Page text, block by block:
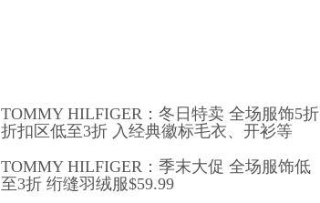
TOMMY HILFIGER：冬日特卖 全场服饰5折
折扣区低至3折 入经典徽标毛衣、开衫等
TOMMY HILFIGER：季末大促 全场服饰低
至3折 绗缝羽绒服$59.99